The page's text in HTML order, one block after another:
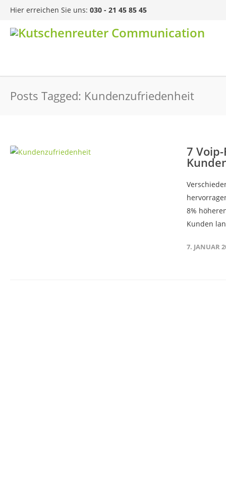
Hier erreichen Sie uns: 030 - 21 45 85 45
Posts Tagged: Kundenzufriedenheit
7
8%
Kunden
7. JANUAR